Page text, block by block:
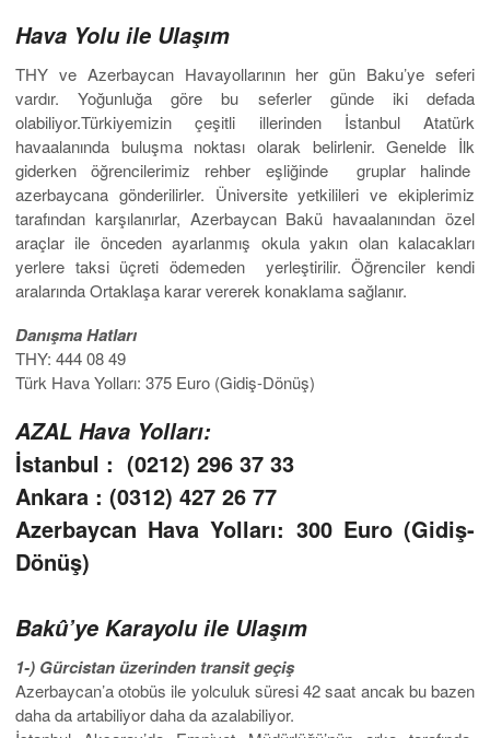
Hava Yolu ile Ulaşım
THY ve Azerbaycan Havayollarının her gün Baku’ye seferi
vardır. Yoğunluğa göre bu seferler günde iki defada
olabiliyor.Türkiyemizin çeşitli illerinden İstanbul Atatürk
havaalanında buluşma noktası olarak belirlenir. Genelde İlk
giderken öğrencilerimiz rehber eşliğinde gruplar halinde
azerbaycana gönderilirler. Üniversite yetkilileri ve ekiplerimiz
tarafından karşılanırlar, Azerbaycan Bakü havaalanından özel
araçlar ile önceden ayarlanmış okula yakın olan kalacakları
yerlere taksi üçreti ödemeden yerleştirilir. Öğrenciler kendi
aralarında Ortaklaşa karar vererek konaklama sağlanır.
Danışma Hatları
THY: 444 08 49
Türk Hava Yolları: 375 Euro (Gidiş-Dönüş)
AZAL Hava Yolları:
İstanbul : (0212) 296 37 33
Ankara : (0312) 427 26 77
Azerbaycan Hava Yolları: 300 Euro (Gidiş-
Dönüş)
Bakû’ye Karayolu ile Ulaşım
1-) Gürcistan üzerinden transit geçiş
Azerbaycan’a otobüs ile yolculuk süresi 42 saat ancak bu bazen
daha da artabiliyor daha da azalabiliyor.